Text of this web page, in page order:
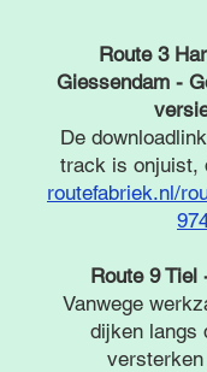
Route 3
Giessendam -
De
track is onjuist,
routefabriek.nl/
Route 9 Tiel
Vanwege
dijken langs